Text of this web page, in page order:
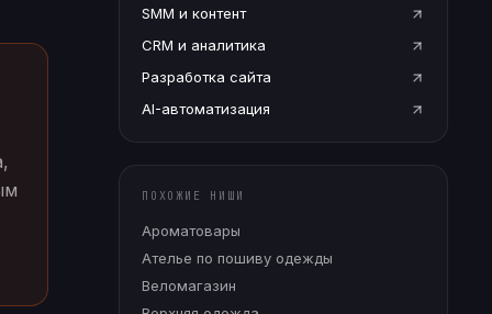
SMM и контент
CRM и аналитика
Разработка сайта
AI-автоматизация
ПОХОЖИЕ НИШИ
Ароматовары
Ателье по пошиву одежды
Веломагазин